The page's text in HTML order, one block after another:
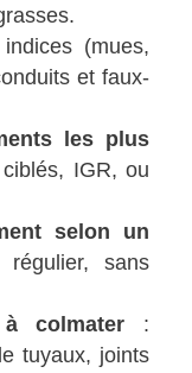
(mues,
et faux-
les plus
IGR, ou
selon un
sans
colmater :
tuyaux, joints